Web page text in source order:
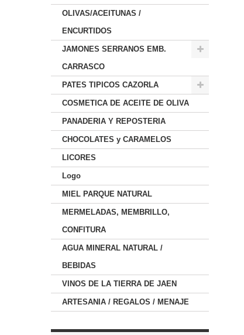
OLIVAS/ACEITUNAS /
ENCURTIDOS
JAMONES SERRANOS EMB.
CARRASCO
PATES TIPICOS CAZORLA
COSMETICA DE ACEITE DE OLIVA
PANADERIA Y REPOSTERIA
CHOCOLATES y CARAMELOS
LICORES
Logo
MIEL PARQUE NATURAL
MERMELADAS, MEMBRILLO,
CONFITURA
AGUA MINERAL NATURAL /
BEBIDAS
VINOS DE LA TIERRA DE JAEN
ARTESANIA / REGALOS / MENAJE